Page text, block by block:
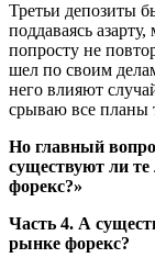
Третьи депозиты
поддаваясь
попросту не
шел по своим
него влияют
срываю все планы
Но главный
существуют ли
форекс?»
Часть 4. А
рынке форекс?